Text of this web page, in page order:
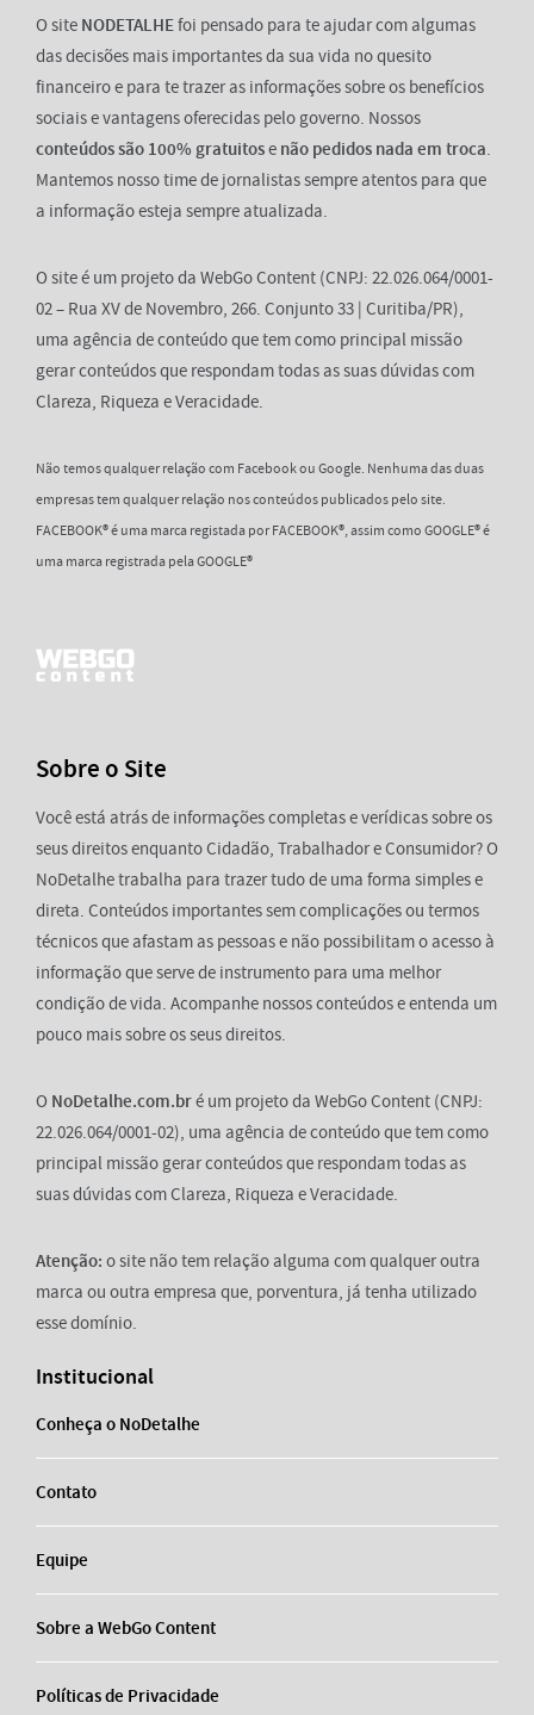
O site NODETALHEfoi pensado para te ajudar com algumas
das decisões mais importantes da sua vida no quesito
financeiro e para te trazer as informações sobre os benefícios
sociais e vantagens oferecidas pelo governo. Nossos
conteúdos são 100% gratuitose não pedidos nada em troca.
Mantemos nosso time de jornalistas sempre atentos para que
a informação esteja sempre atualizada.
O site é um projeto da WebGo Content (CNPJ: 22.026.064/0001-
02 – Rua XV de Novembro, 266. Conjunto 33 | Curitiba/PR),
uma agência de conteúdo que tem como principal missão
gerar conteúdos que respondam todas as suas dúvidas com
Clareza, Riqueza e Veracidade.
Não temos qualquer relação com Facebook ou Google. Nenhuma das duas
empresas tem qualquer relação nos conteúdos publicados pelo site.
FACEBOOK® é uma marca registada por FACEBOOK®, assim como GOOGLE® é
uma marca registrada pela GOOGLE®
Sobre o Site
Você está atrás de informações completas e verídicas sobre os
seus direitos enquanto Cidadão, Trabalhador e Consumidor? O
NoDetalhe trabalha para trazer tudo de uma forma simples e
direta. Conteúdos importantes sem complicações ou termos
técnicos que afastam as pessoas e não possibilitam o acesso à
informação que serve de instrumento para uma melhor
condição de vida. Acompanhe nossos conteúdos e entenda um
pouco mais sobre os seus direitos.
O NoDetalhe.com.bré um projeto da WebGo Content (CNPJ:
22.026.064/0001-02), uma agência de conteúdo que tem como
principal missão gerar conteúdos que respondam todas as
suas dúvidas com Clareza, Riqueza e Veracidade.
Atenção: o site não tem relação alguma com qualquer outra
marca ou outra empresa que, porventura, já tenha utilizado
esse domínio.
Institucional
Conheça o NoDetalhe
Contato
Equipe
Sobre a WebGo Content
Políticas de Privacidade